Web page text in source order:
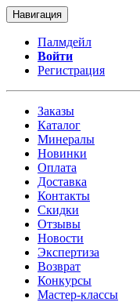
Навигация
Палмдейл
Войти
Регистрация
Заказы
Каталог
Минералы
Новинки
Оплата
Доставка
Контакты
Скидки
Отзывы
Новости
Экспертиза
Возврат
Конкурсы
Мастер-классы